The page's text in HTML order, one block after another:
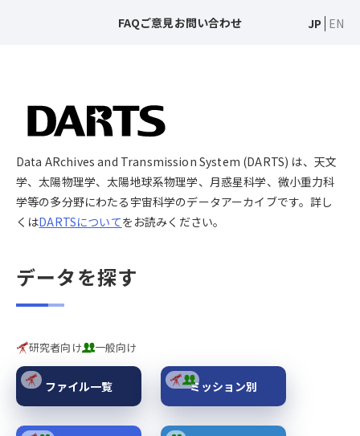
FAQご意見お問い合わせ JP EN
Data ARchives and Transmission System (DARTS) は、天文
学、太陽物理学、太陽地球系物理学、月惑星科学、微小重力科
学等の多分野にわたる宇宙科学のデータアーカイブです。詳し
くはDARTSについてをお読みください。
データを探す
研究者向け 一般向け
ファイル一覧 ミッション別